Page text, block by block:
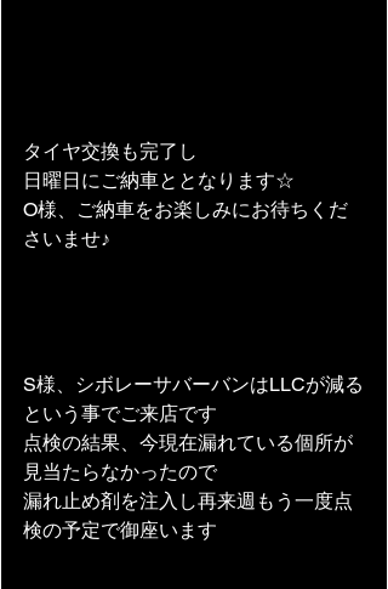
タイヤ交換も完了し
日曜日にご納車ととなります☆
O様、ご納車をお楽しみにお待ちくだ
さいませ♪
S様、シボレーサバーバンはLLCが減る
という事でご来店です
点検の結果、今現在漏れている個所が
見当たらなかったので
漏れ止め剤を注入し再来週もう一度点
検の予定で御座います